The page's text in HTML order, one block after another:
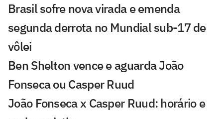
Brasil sofre nova virada e emenda
segunda derrota no Mundial sub-17 de
vôlei
Ben Shelton vence e aguarda João
Fonseca ou Casper Ruud
João Fonseca x Casper Ruud: horário e